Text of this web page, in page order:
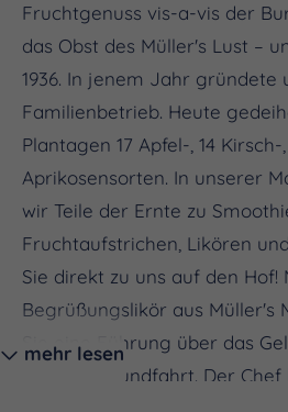
Fruchtgenuss vis-a-vis der
das Obst des Müller's Lust –
1936. In jenem Jahr gründete
Familienbetrieb. Heute
Plantagen 17 Apfel-, 14
Aprikosensorten. In unserer
wir Teile der Ernte zu
Fruchtaufstrichen, Likören
Sie direkt zu uns auf den Hof!
Begrüßungslikör aus Müller's
Sie eine Führung über das
Plantagenrundfahrt. Der
mehr lesen